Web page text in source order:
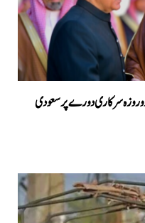
روزه سرکاری دورے پر سعودی